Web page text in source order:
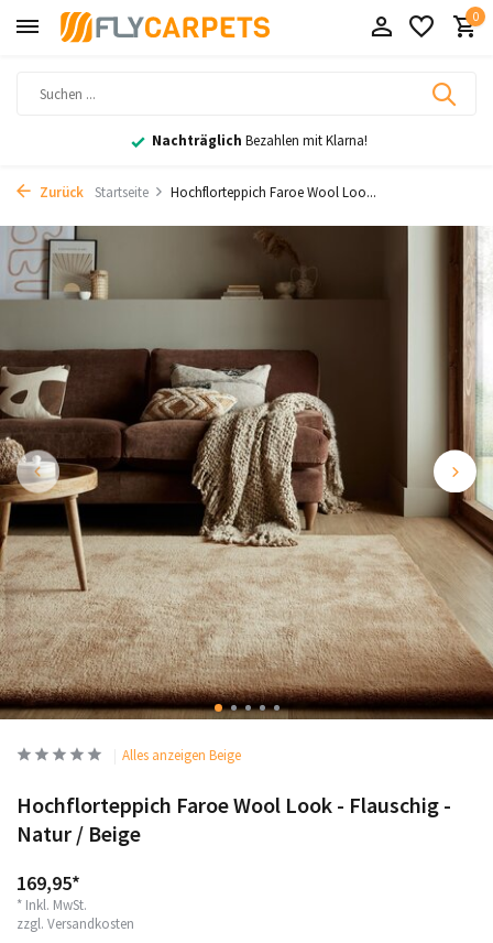
0
Nachträglich Bezahlen mit Klarna!
Zurück Startseite Hochflorteppich Faroe Wool Loo...
Alles anzeigen Beige
Hochflorteppich Faroe Wool Look - Flauschig -
Natur / Beige
169,95*
* Inkl. MwSt.
zzgl. Versandkosten